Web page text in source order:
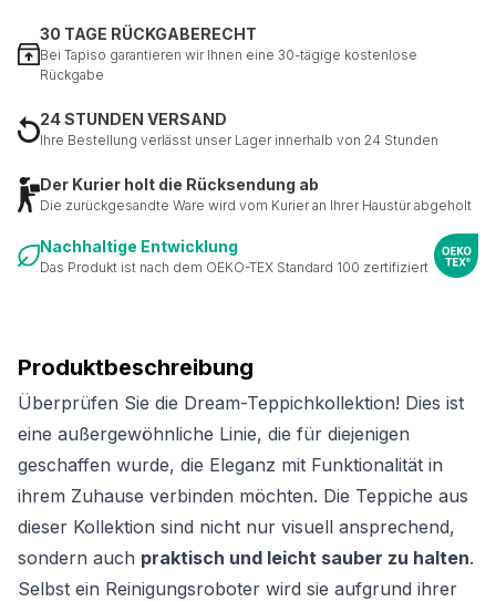
Produktbeschreibung
Überprüfen Sie die Dream-Teppichkollektion! Dies ist
eine außergewöhnliche Linie, die für diejenigen
geschaffen wurde, die Eleganz mit Funktionalität in
ihrem Zuhause verbinden möchten. Die Teppiche aus
dieser Kollektion sind nicht nur visuell ansprechend,
sondern auch praktisch und leicht sauber zu halten.
Selbst ein Reinigungsroboter wird sie aufgrund ihrer
30 TAGE RÜCKGABERECHT
Bei Tapiso garantieren wir Ihnen eine 30-tägige kostenlose
Rückgabe
24 STUNDEN VERSAND
Ihre Bestellung verlässt unser Lager innerhalb von 24 Stunden
Der Kurier holt die Rücksendung ab
Die zurückgesandte Ware wird vom Kurier an Ihrer Haustür abgeholt
Nachhaltige Entwicklung
Das Produkt ist nach dem OEKO-TEX Standard 100 zertifiziert